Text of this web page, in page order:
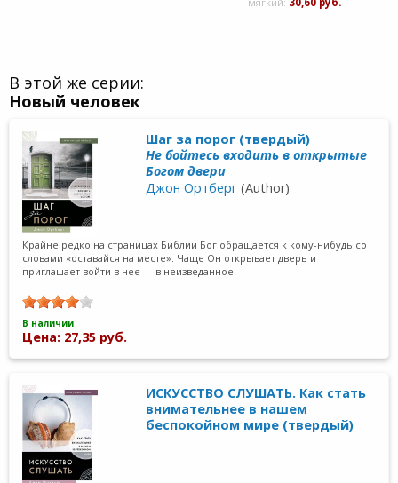
В этой же серии:
Новый человек
Шаг за порог (твердый)
Не бойтесь входить в открытые
Богом двери
Джон Ортберг (Author)
Крайне редко на страницах Библии Бог обращается к кому-нибудь со
словами «оставайся на месте». Чаще Он открывает дверь и
приглашает войти в нее — в неизведанное.
В наличии
Цена: 27,35 руб.
ИСКУССТВО СЛУШАТЬ. Как стать
внимательнее в нашем
беспокойном мире (твердый)